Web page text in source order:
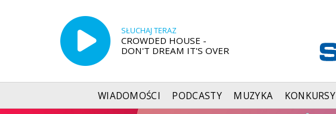
SŁUCHAJ TERAZ
CROWDED HOUSE -
DON'T DREAM IT'S OVER
WIADOMOŚCI PODCASTY MUZYKA KONKURSY